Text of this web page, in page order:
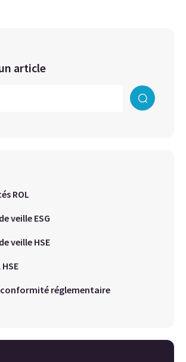
article
ROL
veille ESG
veille HSE
conformité réglementaire